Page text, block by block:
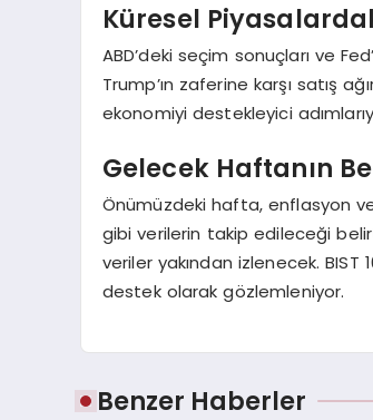
Küresel
ABD’deki seçim sonuçları ve
Trump’ın zaferine karşı satış
ekonomiyi destekleyici
Gelecek Haftanın
Önümüzdeki hafta, enflasyon
gibi verilerin takip edileceği
veriler yakından izlenecek.
destek olarak gözlemleniyor.
Benzer Haberler